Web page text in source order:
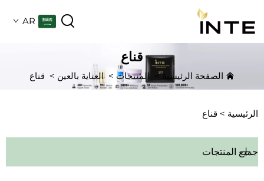
AR
قناع
الصفحة الرئيسية> المنتجات >العناية بالعين > قناع
الرئيسية > قناع
جميع المنتجات